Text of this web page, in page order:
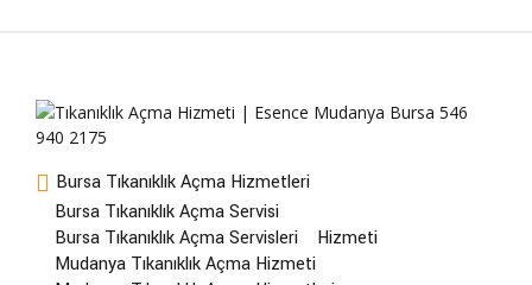
Bursa Tıkanıklık Açma Hizmetleri
Bursa Tıkanıklık Açma Servisi
Bursa Tıkanıklık Açma Servisleri
Hizmeti
Mudanya Tıkanıklık Açma Hizmeti